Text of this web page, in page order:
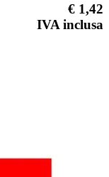
€ 1,42
IVA inclusa